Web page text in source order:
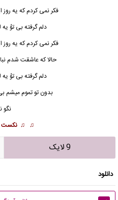
فکر نمی کردم که یه
دلم گرفته بی توُ
فکر نمی کردم که یه
حالا که عاشقت شدم
دلم گرفته بی توُ
بدون تو تموم میشم
نگو
♫ ♫ نکست
9 لایک
دانلود